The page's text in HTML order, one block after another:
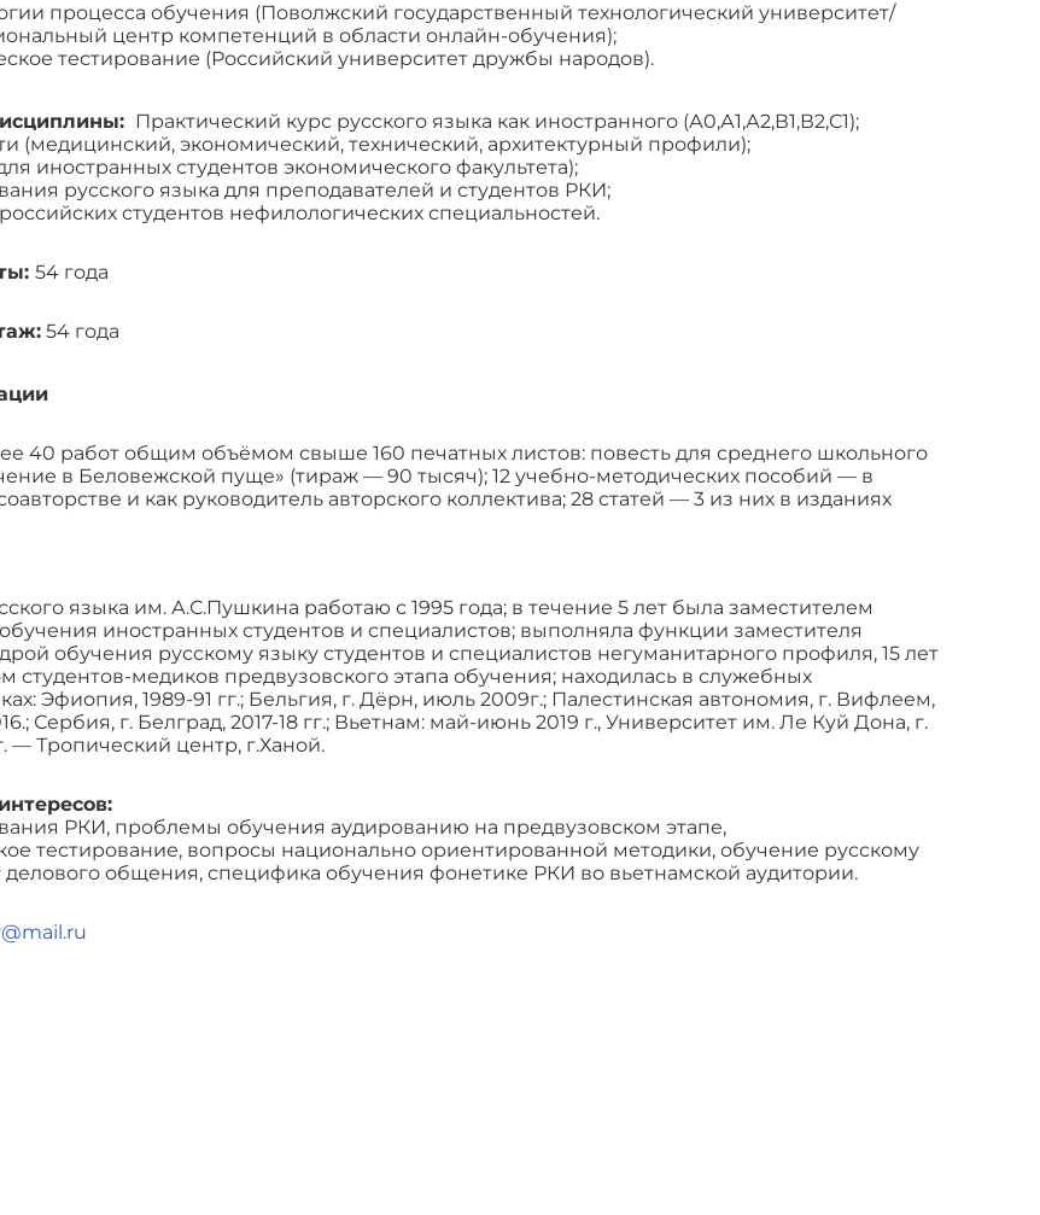
процесса обучения (Поволжский государственный технологический университет/
центр компетенций в области онлайн-обучения);
тестирование (Российский университет дружбы народов).
Практический курс русского языка как иностранного (А0,А1,А2,В1,В2,С1);
(медицинский, экономический, технический, архитектурный профили);
иностранных студентов экономического факультета);
русского языка для преподавателей и студентов РКИ;
студентов нефилологических специальностей.
54 годa
54 годa
40 работ общим объёмом свыше 160 печатных листов: повесть для среднего школьного
в Беловежской пуще» (тираж — 90 тысяч); 12 учебно-методических пособий — в
и как руководитель авторского коллектива; 28 статей — 3 из них в изданиях
языка им. А.С.Пушкина работаю с 1995 года; в течение 5 лет была заместителем
иностранных студентов и специалистов; выполняла функции заместителя
обучения русскому языку студентов и специалистов негуманитарного профиля, 15 лет
студентов-медиков предвузовского этапа обучения; находилась в служебных
Эфиопия, 1989-91 гг.; Бельгия, г. Дёрн, июль 2009г.; Палестинская автономия, г. Вифлеем,
Сербия, г. Белград, 2017-18 гг.; Вьетнам: май-июнь 2019 г., Университет им. Ле Куй Дона, г.
— Тропический центр, г.Ханой.
РКИ, проблемы обучения аудированию на предвузовском этапе,
тестирование, вопросы национально ориентированной методики, обучение русскому
делового общения, специфика обучения фонетике РКИ во вьетнамской аудитории.